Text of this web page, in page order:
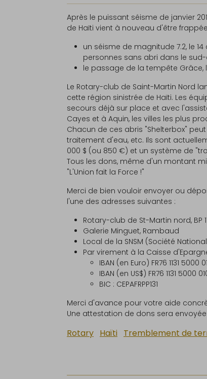
Après le puissant séisme de janvier
de Haïti vient à nouveau d'être
un séisme de magnitude 7.2, le
personnes sans abri dans le
le passage de la tempête Grâce,
Le Rotary-club de Saint-Martin Nord
cette région sinistrée de Haïti. Les
secours déjà sur place et avec
Cayes et à Aquin, les villes les plus
Chacun de ces abris "Shelterbox"
traitement d'eau, etc. Ils sont
000 $ (ou 850 €) et un système de
Tous les dons, même d'un montant
"L'Union fait la Force !"
Merci de bien vouloir envoyer ou
l'une des adresses suivantes :
Rotary-club de St-Martin nord, BP
Galerie Minguet, Rambaud
Local de la SNSM (Société
Par virement à la Caisse
IBAN (en Euro) FR76 1131 5000
IBAN (en US$) FR76 1131 5000
BIC : CEPAFRPP131
Merci d'avance pour votre aide
Une attestation de dons sera
Rotary Haïti Tremblement de